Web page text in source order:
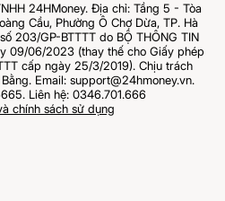
24HMoney. Địa chỉ: Tầng 5 - Tòa
Cầu, Phường Ô Chợ Dừa, TP. Hà
203/GP-BTTTT do BỘ THÔNG TIN
09/06/2023 (thay thế cho Giấy phép
cấp ngày 25/3/2019). Chịu trách
Email: support@24hmoney.vn.
Liên hệ: 0346.701.666
chính sách sử dụng